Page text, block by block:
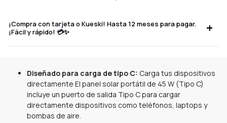
¡Compra con tarjeta o Kueski! Hasta 12 meses para pagar.
¡Fácil y rápido! 💳✨
Diseñado para carga de tipo C: Carga tus dispositivos
directamente El panel solar portátil de 45 W (Tipo C)
incluye un puerto de salida Tipo C para cargar
directamente dispositivos como teléfonos, laptops y
bombas de aire.